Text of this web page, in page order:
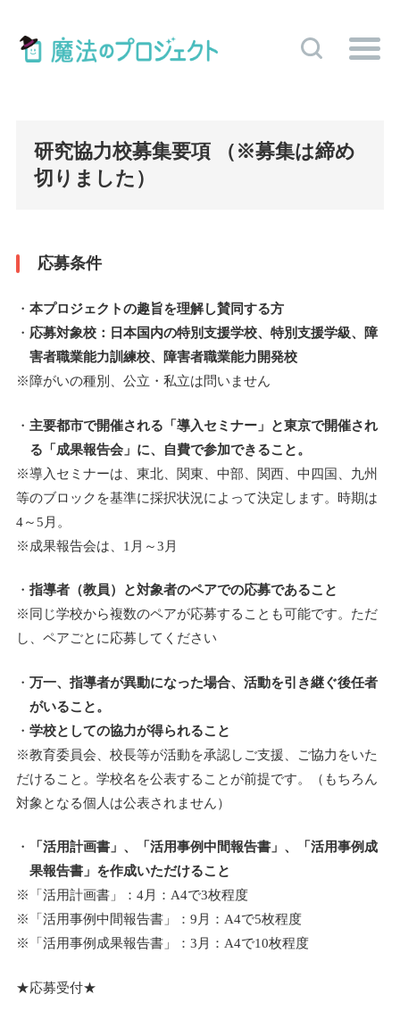
研究協力校募集要項 （※募集は締め
切りました）
応募条件
本プロジェクトの趣旨を理解し賛同する方
応募対象校：日本国内の特別支援学校、特別支援学級、障
害者職業能力訓練校、障害者職業能力開発校
※障がいの種別、公立・私立は問いません
主要都市で開催される「導入セミナー」と東京で開催され
る「成果報告会」に、自費で参加できること。
※導入セミナーは、東北、関東、中部、関西、中四国、九州
等のブロックを基準に採択状況によって決定します。時期は
4～5月。
※成果報告会は、1月～3月
指導者（教員）と対象者のペアでの応募であること
※同じ学校から複数のペアが応募することも可能です。ただ
し、ペアごとに応募してください
万一、指導者が異動になった場合、活動を引き継ぐ後任者
がいること。
学校としての協力が得られること
※教育委員会、校長等が活動を承認しご支援、ご協力をいた
だけること。学校名を公表することが前提です。（もちろん
対象となる個人は公表されません）
「活用計画書」、「活用事例中間報告書」、「活用事例成
果報告書」を作成いただけること
※「活用計画書」：4月：A4で3枚程度
※「活用事例中間報告書」：9月：A4で5枚程度
※「活用事例成果報告書」：3月：A4で10枚程度
★応募受付★